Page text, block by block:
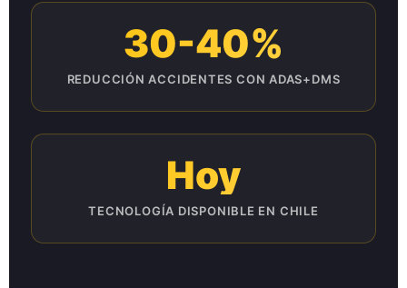
30-40%
REDUCCIÓN ACCIDENTES CON ADAS+DMS
Hoy
TECNOLOGÍA DISPONIBLE EN CHILE